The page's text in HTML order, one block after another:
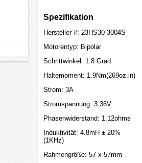
Spezifikation
Hersteller #: 23HS30-3004S
Motorentyp: Bipolar
Schrittwinkel: 1.8 Grad
Haltemoment: 1.9Nm(269oz.in)
Strom: 3A
Stromspannung: 3.36V
Phasenwiderstand: 1.12ohms
Induktivität: 4.8mH ± 20%
(1KHz)
Rahmengröße: 57 x 57mm